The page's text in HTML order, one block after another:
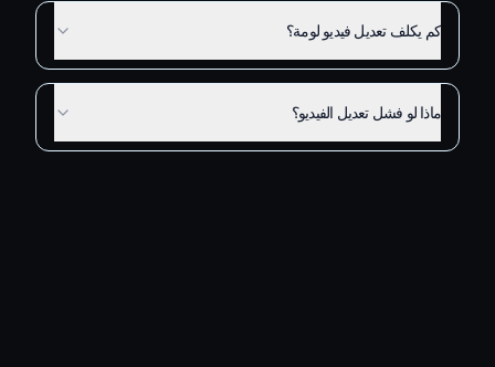
كم يكلف تعديل فيديو لومة؟
ماذا لو فشل تعديل الفيديو؟